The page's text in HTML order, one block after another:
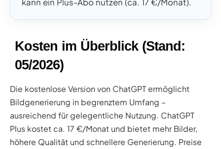
kann ein Plus-Abo nutzen (ca. 17 €/Monat).
Kosten im Überblick (Stand:
05/2026)
Die kostenlose Version von ChatGPT ermöglicht
Bildgenerierung in begrenztem Umfang –
ausreichend für gelegentliche Nutzung. ChatGPT
Plus kostet ca. 17 €/Monat und bietet mehr Bilder,
höhere Qualität und schnellere Generierung. Preise